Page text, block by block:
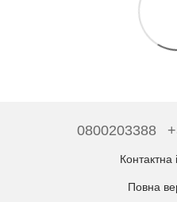
0800203388
Контактна
Повна